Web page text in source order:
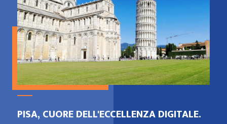
PISA, CUORE DELL'ECCELLENZA DIGITALE.